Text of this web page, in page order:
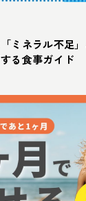
ミネラル不足
る食事ガイド